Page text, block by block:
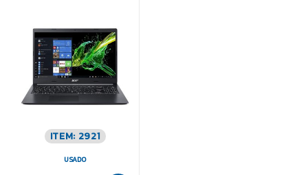
ITEM: 2921
USADO